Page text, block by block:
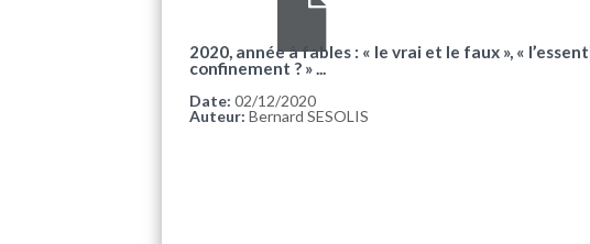
2020, année à fables : « le vrai et le faux », «
confinement ? » ...
Date: 02/12/2020
Auteur: Bernard SESOLIS